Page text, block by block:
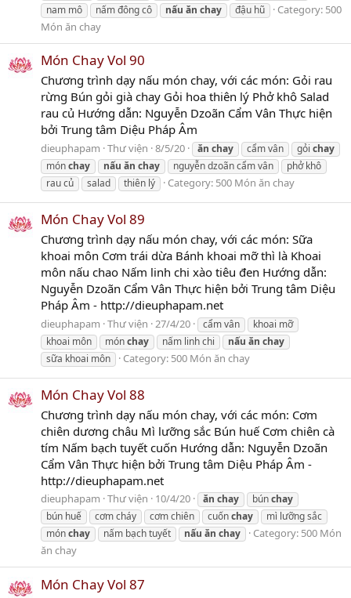
nam mô
nấm đông cô nấu ăn chay đậu hũ Category: 500
Món ăn chay
Món Chay Vol 90
Chương trình dạy nấu món chay, với các món: Gỏi rau
rừng Bún gỏi già chay Gỏi hoa thiên lý Phở khô Salad
rau củ Hướng dẫn: Nguyễn Dzoãn Cẩm Vân Thực hiện
bởi Trung tâm Diệu Pháp Âm
dieuphapam Thư viện 8/5/20 ăn chay cẩm vân gỏi chay
mónchay nấu ăn chay nguyễn dzoãn cẩm vân
phở khô
rau củ
salad thiên lý Category: 500 Món ăn chay
Món Chay Vol 89
Chương trình dạy nấu món chay, với các món: Sữa
khoai môn Cơm trái dừa Bánh khoai mỡ thì là Khoai
môn nấu chao Nấm linh chi xào tiêu đen Hướng dẫn:
Nguyễn Dzoãn Cẩm Vân Thực hiện bởi Trung tâm Diệu
Pháp Âm - http://dieuphapam.net
dieuphapam Thư viện 27/4/20 cẩm vân
khoai mỡ
khoai môn
mónchay nấm linh chi nấu ăn chay
sữa khoai môn
Category: 500 Món ăn chay
Món Chay Vol 88
Chương trình dạy nấu món chay, với các món: Cơm
chiên dương châu Mì lưỡng sắc Bún huế Cơm chiên cà
tím Nấm bạch tuyết cuốn Hướng dẫn: Nguyễn Dzoãn
Cẩm Vân Thực hiện bởi Trung tâm Diệu Pháp Âm -
http://dieuphapam.net
dieuphapam Thư viện 10/4/20 ăn chay búnchay
bún huế
cơm cháy cơm chiên cuốnchay
mì lưỡng sắc
mónchay nấm bạch tuyết nấu ăn chay Category: 500 Món
ăn chay
Món Chay Vol 87